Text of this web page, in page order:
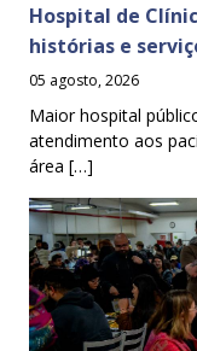
Hospital de
histórias e
05 agosto, 2026
Maior hospital
atendimento aos
área […]